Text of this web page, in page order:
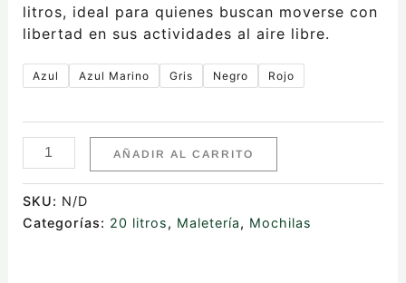
litros, ideal para quienes buscan moverse con
libertad en sus actividades al aire libre.
Azul Azul Marino Gris Negro Rojo
AÑADIR AL CARRITO
SKU: N/D
Categorías: 20 litros, Maletería, Mochilas